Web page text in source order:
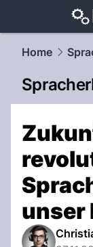
Home
unser